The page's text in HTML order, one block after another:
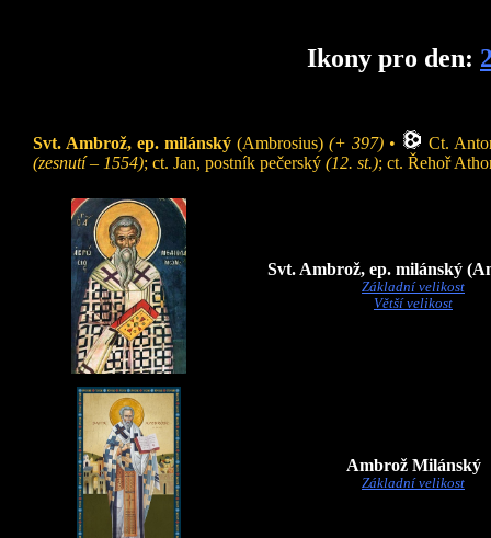
Ikony pro den:
Svt. Ambrož, ep. milánský(Ambrosius) (+ 397)•
Ct.
(zesnutí – 1554); ct. Jan, postník pečerský (12. st.); ct. Řehoř
Svt. Ambrož, ep. milánský
Základní velikost
Větší velikost
Ambrož Milánský
Základní velikost